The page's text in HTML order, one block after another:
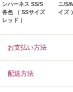
ンハーネス SS/S
各色 （ SSサイズ
レッド ）
ニ/S/
イズ ）
お支払い方法
配送方法